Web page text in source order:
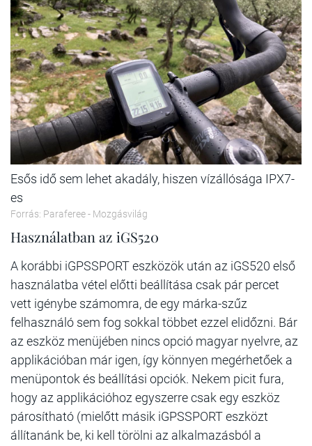
Esős idő sem lehet akadály, hiszen vízállósága IPX7-
es
Forrás: Paraferee - Mozgásvilág
Használatban az iGS520
A korábbi iGPSSPORT eszközök után az iGS520 első
használatba vétel előtti beállítása csak pár percet
vett igénybe számomra, de egy márka-szűz
felhasználó sem fog sokkal többet ezzel elidőzni. Bár
az eszköz menüjében nincs opció magyar nyelvre, az
applikációban már igen, így könnyen megérhetőek a
menüpontok és beállítási opciók. Nekem picit fura,
hogy az applikációhoz egyszerre csak egy eszköz
párosítható (mielőtt másik iGPSSPORT eszközt
állítanánk be, ki kell törölni az alkalmazásból a